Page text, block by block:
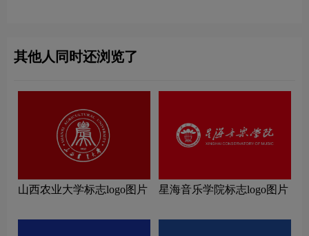
其他人同时还浏览了
山西农业大学标志logo图片 星海音乐学院标志logo图片